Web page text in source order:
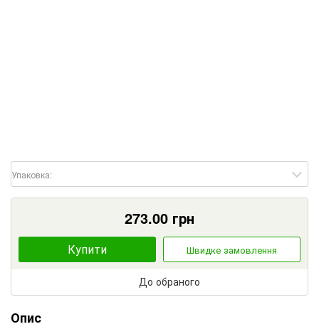
Упаковка:
273.00 грн
Купити Швидке замовлення
До обраного
Опис